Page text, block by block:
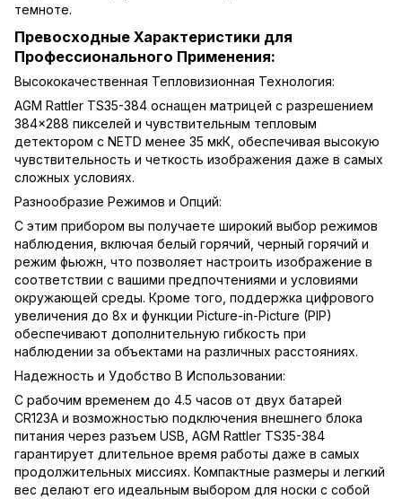
темноте.
Превосходные Характеристики для
Профессионального Применения:
Высококачественная Тепловизионная Технология:
AGM Rattler TS35-384 оснащен матрицей с разрешением
384×288 пикселей и чувствительным тепловым
детектором с NETD менее 35 мкК, обеспечивая высокую
чувствительность и четкость изображения даже в самых
сложных условиях.
Разнообразие Режимов и Опций:
С этим прибором вы получаете широкий выбор режимов
наблюдения, включая белый горячий, черный горячий и
режим фьюжн, что позволяет настроить изображение в
соответствии с вашими предпочтениями и условиями
окружающей среды. Кроме того, поддержка цифрового
увеличения до 8x и функции Picture-in-Picture (PIP)
обеспечивают дополнительную гибкость при
наблюдении за объектами на различных расстояниях.
Надежность и Удобство В Использовании:
С рабочим временем до 4.5 часов от двух батарей
CR123A и возможностью подключения внешнего блока
питания через разъем USB, AGM Rattler TS35-384
гарантирует длительное время работы даже в самых
продолжительных миссиях. Компактные размеры и легкий
вес делают его идеальным выбором для носки с собой